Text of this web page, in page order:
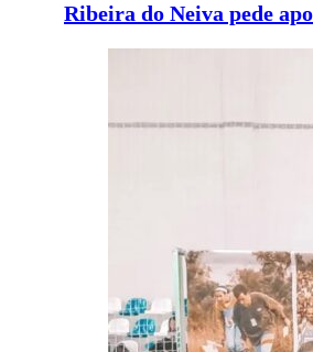
Ribeira do Neiva pede